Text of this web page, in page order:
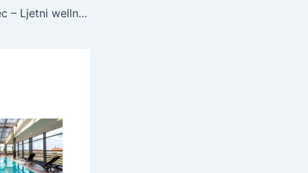
Hotel Matija Gubec – Ljetni wellness odmor uz masažu u Termama Stubaki, Stubičke Toplice, Hrvatska – 699 EUR – 7x noćenje u dvokrevetnoj sobi za 2 osobe, Polupansion – Akcija